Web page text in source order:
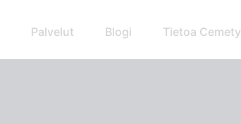
Palvelut Blogi Tietoa Cemety